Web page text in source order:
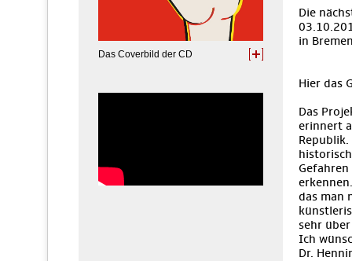
Das Coverbild der CD
Die
in
Hier das
Das
erinnert
das man
sehr
Ich
Dr.